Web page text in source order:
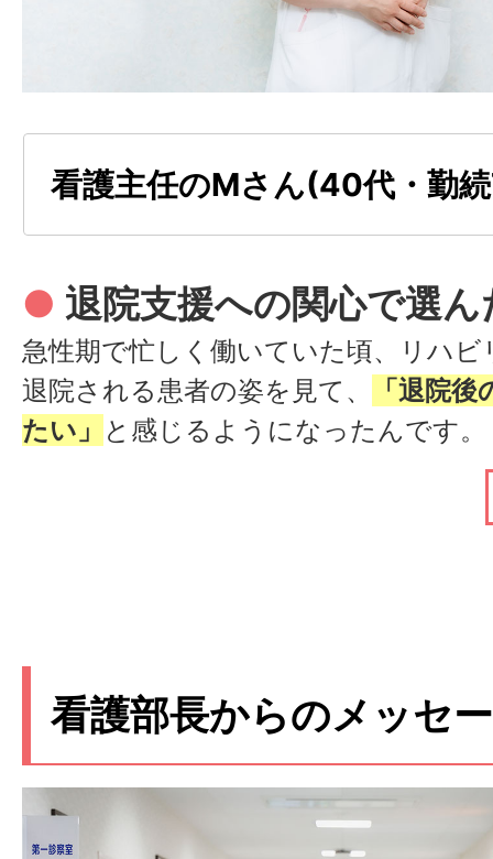
患者が歩いて帰る喜び
リハビリ専門職や社会福祉士の方と連
者の退院に向けた支援に関われること
いを感じています。車椅子で入院さ
いものです。回復期の看護は治療だけ
の生活を見据えた支援が求められる分
を実感できる仕事。患者の人生に寄り
の仕事の魅力だと思います。
も、師長が一人ひとりの負担が偏らな
くれています。認知症の方や介助量
にはすぐ相談できる雰囲気があり、人
とは少ない職場だと思います。
看護主任のMさん(40代・勤
● 退院支援への関心で選
急性期で忙しく働いていた頃、リハビ
退院される患者の姿を見て、
「退院
たい」 と感じるようになったんです。
その思いから回復期のある天山病院
大きいです。
●部署を越える連携に安心
働き続けられている一番の理由は、
と思います。2階・3階・4階と部署は
看護部長からのメッセ